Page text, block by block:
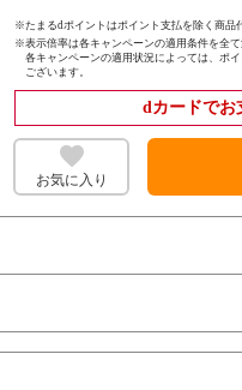
※たまるdポイントはポイント支払を除く商品
※表示倍率は各キャンペーンの適用条件を全
各キャンペーンの適用状況によっては、ポ
ございます。
dカードでお
お気に入り